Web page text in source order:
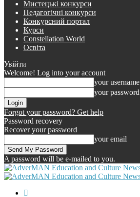
Мистецькі конкурси
Педагогічні конкурси
Конкурсний портал
Курси
Constellation World
Освіта
Увійти
Welcome! Log into your account
your username
your password
Forgot your password? Get help
Password recovery
Recover your password
your email
A password will be e-mailed to you.